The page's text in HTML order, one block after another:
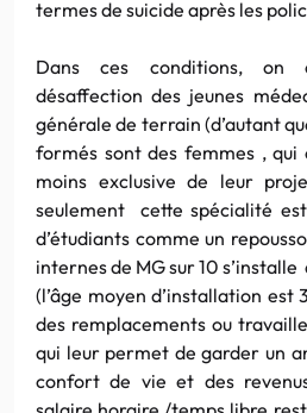
termes de suicide après les
Dans ces conditions, on
désaffection des jeunes
générale de terrain (d’autant
formés sont des femmes , qui
moins exclusive de leur
seulement cette spécialité
d’étudiants comme un
internes de MG sur 10
(l’âge moyen d’installation est
des remplacements ou
qui leur permet de garder un
confort de vie et des